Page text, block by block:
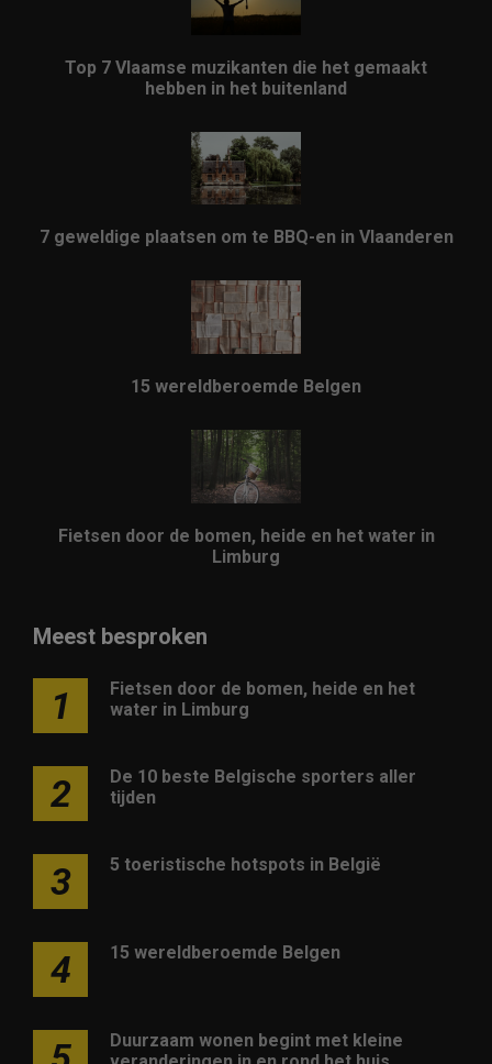
Top 7 Vlaamse muzikanten die het gemaakt
hebben in het buitenland
7 geweldige plaatsen om te BBQ-en in Vlaanderen
15 wereldberoemde Belgen
Fietsen door de bomen, heide en het water in
Limburg
Meest besproken
1
Fietsen door de bomen, heide en het
water in Limburg
2
De 10 beste Belgische sporters aller
tijden
3 5 toeristische hotspots in België
4 15 wereldberoemde Belgen
Duurzaam wonen begint met kleine